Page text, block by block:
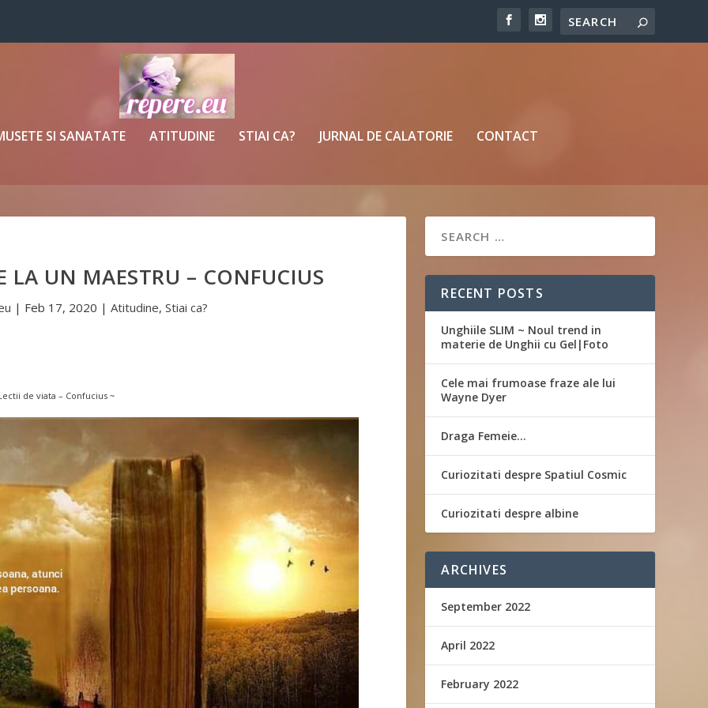
SI SANATATE ATITUDINE STIAI CA? JURNAL DE CALATORIE CONTACT
LA UN MAESTRU – CONFUCIUS
| Feb 17, 2020 |Atitudine,Stiai ca?
de viata – Confucius ~
RECENT POSTS
Unghiile SLIM ~ Noul trend in
materie de Unghii cu Gel|Foto
Cele mai frumoase fraze ale lui
Wayne Dyer
Draga Femeie…
Curiozitati despre Spatiul Cosmic
Curiozitati despre albine
ARCHIVES
September 2022
April 2022
February 2022